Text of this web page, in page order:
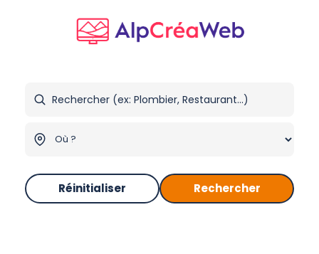
Réinitialiser Rechercher